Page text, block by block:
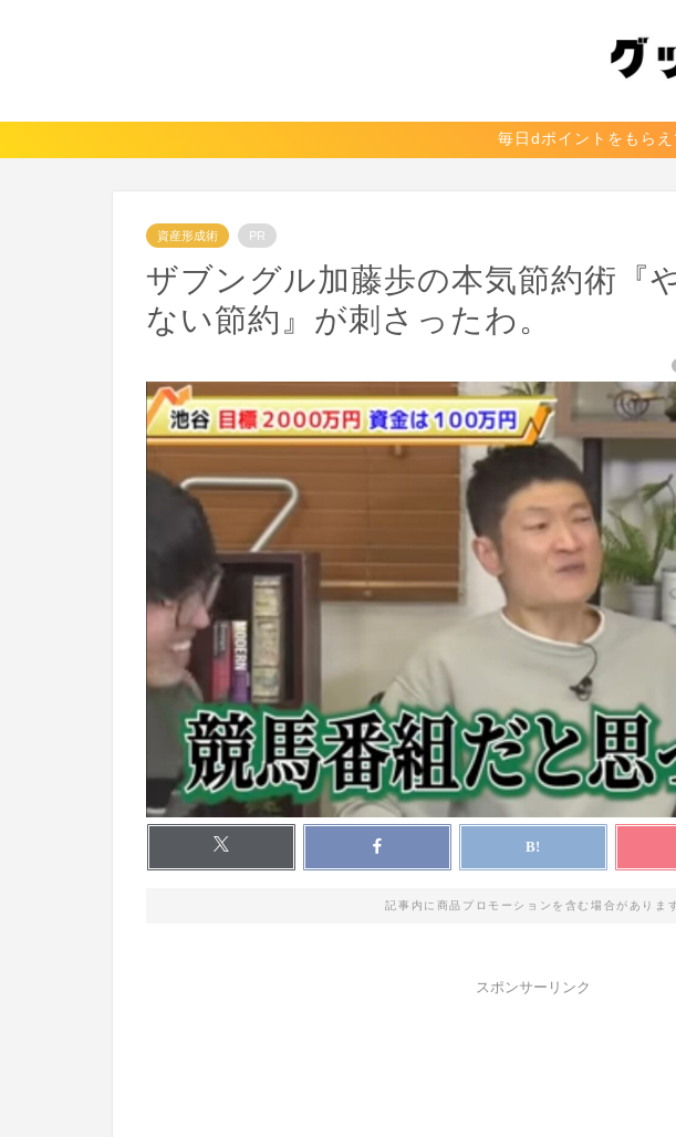
毎日dポイントをもら
資産形成術 PR
ザブングル加藤歩の本気節約術『
ない節約』が刺さったわ。
記事内に商品プロモーションを含む場合がありま
スポンサーリンク